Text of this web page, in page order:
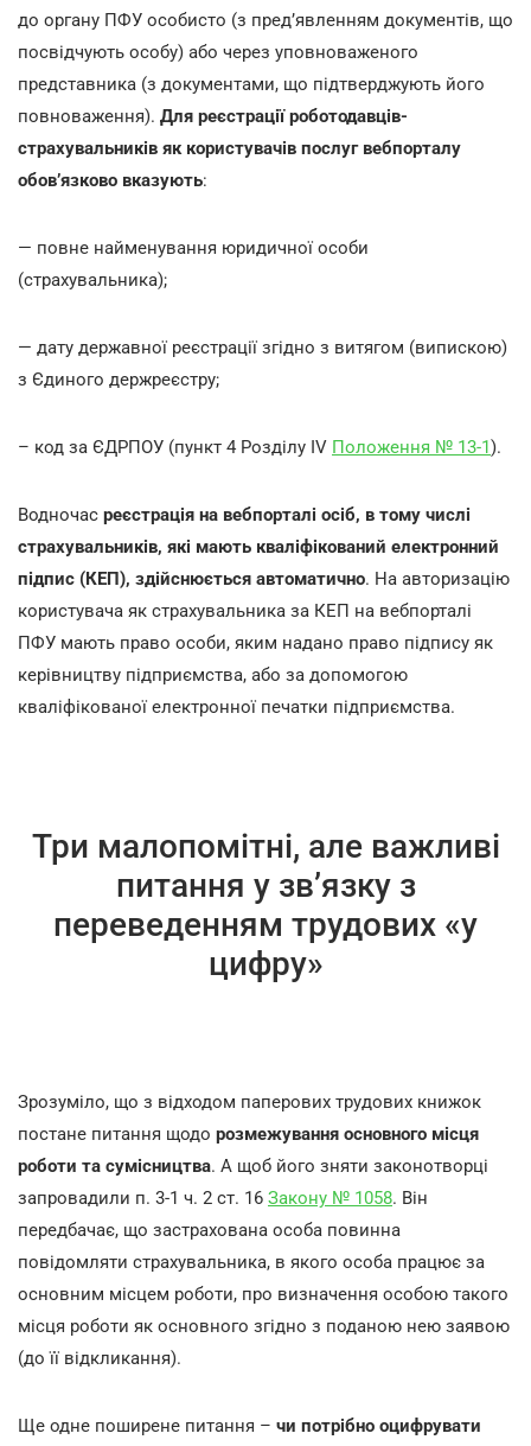
до органу ПФУ особисто (з пред’явленням документів, що
посвідчують особу) або через уповноваженого
представника (з документами, що підтверджують його
повноваження). Для реєстрації роботодавців-
страхувальників як користувачів послуг вебпорталу
обов’язково вказують:
— повне найменування юридичної особи
(страхувальника);
— дату державної реєстрації згідно з витягом (випискою)
з Єдиного держреєстру;
– код за ЄДРПОУ (пункт 4 Розділу IV Положення № 13-1).
Водночас реєстрація на вебпорталі осіб, в тому числі
страхувальників, які мають кваліфікований електронний
підпис (КЕП), здійснюється автоматично. На авторизацію
користувача як страхувальника за КЕП на вебпорталі
ПФУ мають право особи, яким надано право підпису як
керівництву підприємства, або за допомогою
кваліфікованої електронної печатки підприємства.
Три малопомітні, але важливі
питання у зв’язку з
переведенням трудових «у
цифру»
Зрозуміло, що з відходом паперових трудових книжок
постане питання щодо розмежування основного місця
роботи та сумісництва. А щоб його зняти законотворці
запровадили п. 3-1 ч. 2 ст. 16 Закону № 1058. Він
передбачає, що застрахована особа повинна
повідомляти страхувальника, в якого особа працює за
основним місцем роботи, про визначення особою такого
місця роботи як основного згідно з поданою нею заявою
(до її відкликання).
Ще одне поширене питання – чи потрібно оцифрувати